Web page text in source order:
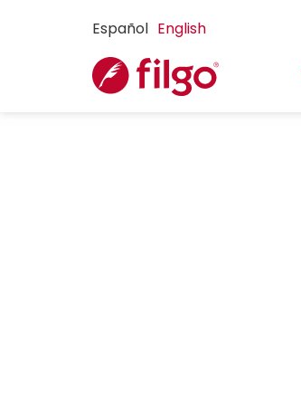
Español English